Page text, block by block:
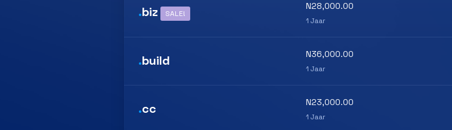
.biz SALE!
N28,000.00
1 Jaar
.build N36,000.00
1 Jaar
.cc N23,000.00
1 Jaar